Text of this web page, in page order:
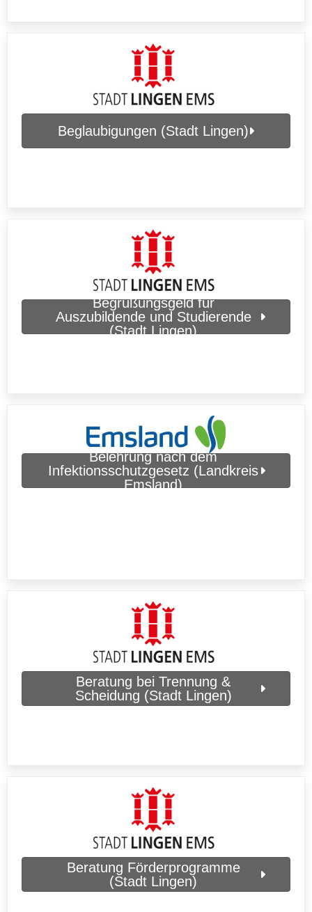
Beglaubigungen (Stadt Lingen)
Begrüßungsgeld für
Auszubildende und Studierende
(Stadt Lingen)
Belehrung nach dem
Infektionsschutzgesetz (Landkreis
Emsland)
Beratung bei Trennung &
Scheidung (Stadt Lingen)
Beratung Förderprogramme
(Stadt Lingen)